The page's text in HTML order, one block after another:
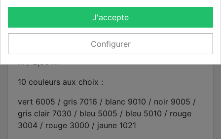
Hauteur disponible poteau à sceller :
1,00 m / 1,30 m / 1,50 m / 1,90 m / 2,20 m / 2,35
m / 2,50 m
10 couleurs aux choix :
vert 6005 / gris 7016 / blanc 9010 / noir 9005 /
gris clair 7030 / bleu 5005 / bleu 5010 / rouge
3004 / rouge 3000 / jaune 1021
J'accepte
Configurer